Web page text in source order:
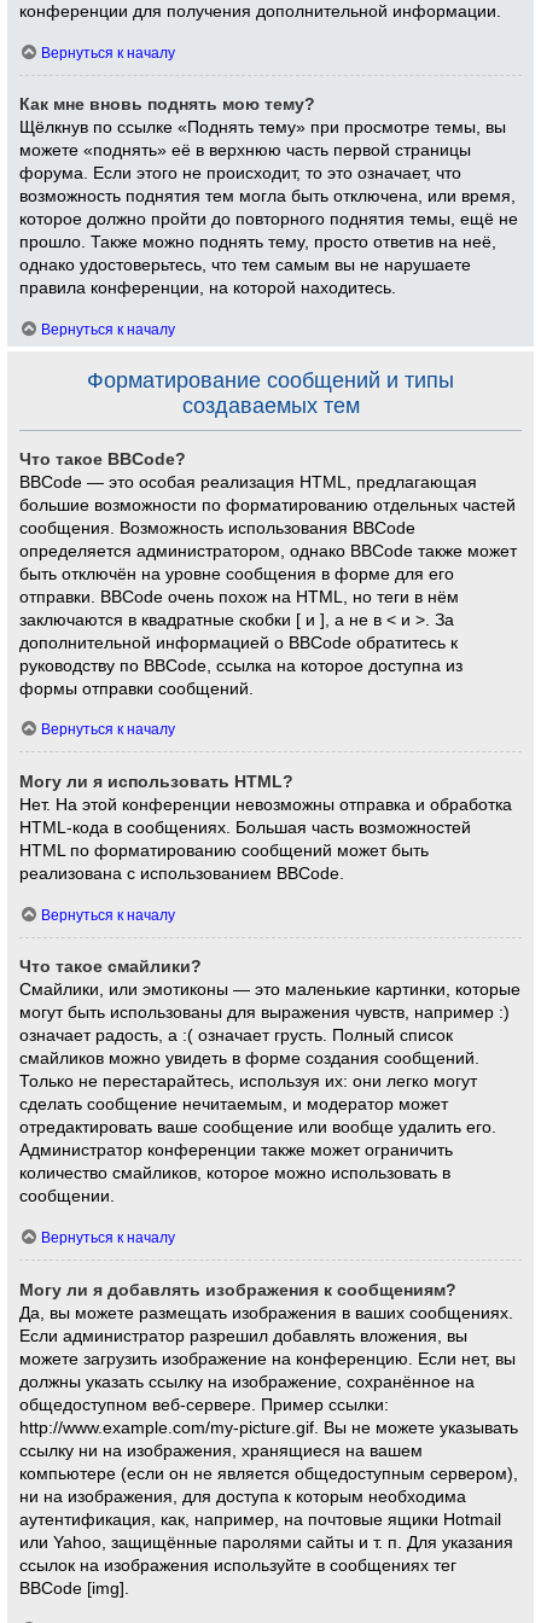
конференции для получения дополнительной информации.
Вернуться к началу
Как мне вновь поднять мою тему?
Щёлкнув по ссылке «Поднять тему» при просмотре темы, вы
можете «поднять» её в верхнюю часть первой страницы
форума. Если этого не происходит, то это означает, что
возможность поднятия тем могла быть отключена, или время,
которое должно пройти до повторного поднятия темы, ещё не
прошло. Также можно поднять тему, просто ответив на неё,
однако удостоверьтесь, что тем самым вы не нарушаете
правила конференции, на которой находитесь.
Вернуться к началу
Форматирование сообщений и типы
создаваемых тем
Что такое BBCode?
BBCode — это особая реализация HTML, предлагающая
большие возможности по форматированию отдельных частей
сообщения. Возможность использования BBCode
определяется администратором, однако BBCode также может
быть отключён на уровне сообщения в форме для его
отправки. BBCode очень похож на HTML, но теги в нём
заключаются в квадратные скобки [ и ], а не в < и >. За
дополнительной информацией о BBCode обратитесь к
руководству по BBCode, ссылка на которое доступна из
формы отправки сообщений.
Вернуться к началу
Могу ли я использовать HTML?
Нет. На этой конференции невозможны отправка и обработка
HTML-кода в сообщениях. Большая часть возможностей
HTML по форматированию сообщений может быть
реализована с использованием BBCode.
Вернуться к началу
Что такое смайлики?
Смайлики, или эмотиконы — это маленькие картинки, которые
могут быть использованы для выражения чувств, например :)
означает радость, а :( означает грусть. Полный список
смайликов можно увидеть в форме создания сообщений.
Только не перестарайтесь, используя их: они легко могут
сделать сообщение нечитаемым, и модератор может
отредактировать ваше сообщение или вообще удалить его.
Администратор конференции также может ограничить
количество смайликов, которое можно использовать в
сообщении.
Вернуться к началу
Могу ли я добавлять изображения к сообщениям?
Да, вы можете размещать изображения в ваших сообщениях.
Если администратор разрешил добавлять вложения, вы
можете загрузить изображение на конференцию. Если нет, вы
должны указать ссылку на изображение, сохранённое на
общедоступном веб-сервере. Пример ссылки:
http://www.example.com/my-picture.gif. Вы не можете указывать
ссылку ни на изображения, хранящиеся на вашем
компьютере (если он не является общедоступным сервером),
ни на изображения, для доступа к которым необходима
аутентификация, как, например, на почтовые ящики Hotmail
или Yahoo, защищённые паролями сайты и т. п. Для указания
ссылок на изображения используйте в сообщениях тег
BBCode [img].